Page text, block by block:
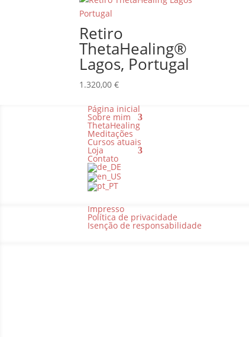
Retiro
ThetaHealing®
Lagos, Portugal
1.320,00€
Página inicial
Sobre mim
ThetaHealing
Meditações
Cursos atuais
Loja
Contato
Impresso
Política de privacidade
Isenção de responsabilidade